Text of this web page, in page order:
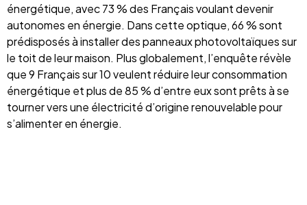
énergétique, avec 73 % des Français voulant devenir
autonomes en énergie. Dans cette optique, 66 % sont
prédisposés à installer des panneaux photovoltaïques sur
le toit de leur maison. Plus globalement, l’enquête révèle
que 9 Français sur 10 veulent réduire leur consommation
énergétique et plus de 85 % d’entre eux sont prêts à se
tourner vers une électricité d’origine renouvelable pour
s’alimenter en énergie.